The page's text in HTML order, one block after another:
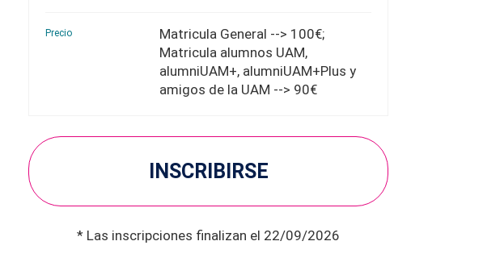
Precio
Matricula General --> 100€;
Matricula alumnos UAM,
alumniUAM+, alumniUAM+Plus y
amigos de la UAM --> 90€
INSCRIBIRSE
* Las inscripciones finalizan el 22/09/2026